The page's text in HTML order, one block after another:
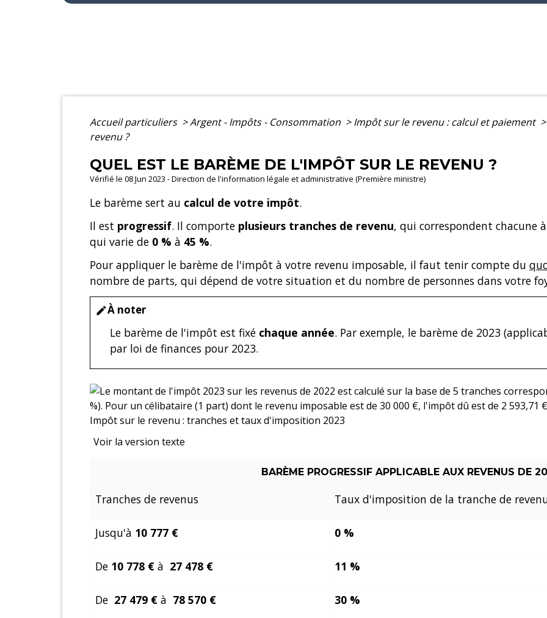
Accueil particuliers >Argent - Impôts - Consommation > Impôt sur le revenu : calcul et paiement >
revenu ?
QUEL EST LE BARÈME DE L'IMPÔT SUR LE REVENU ?
Vérifié le 08 Jun 2023 - Direction de l'information légale et administrative (Première ministre)
Le barème sert au calcul de votre impôt.
Il est progressif. Il comporte plusieurs tranches de revenu, qui correspondent chacune
qui varie de 0 % à 45 %.
Pour appliquer le barème de l'impôt à votre revenu imposable, il faut tenir compte du
nombre de parts, qui dépend de votre situation et du nombre de personnes dans votre
editÀ noter
Le barème de l'impôt est fixé chaque année. Par exemple, le barème de 2023
par loi de finances pour 2023.
Impôt sur le revenu : tranches et taux d'imposition 2023
Voir la version texte
BARÈME PROGRESSIF APPLICABLE AUX REVENUS DE
Tranches de revenus Taux d'imposition de la tranche de
Jusqu'à 10 777 € 0 %
De 10 778 € à 27 478 € 11 %
De 27 479 € à 78 570 € 30 %